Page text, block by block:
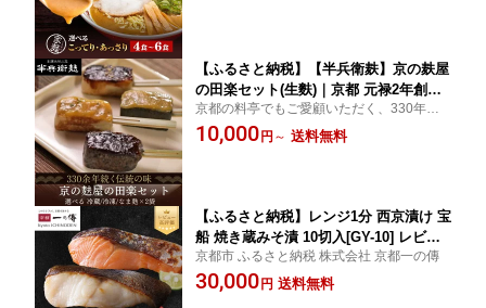
【ふるさと納税】【半兵衛麸】京の麸屋
の田楽セット(生麩)｜京都 元禄2年創業
老舗 有名店 レビュー高評価！人気セッ
ト［ 京都 元禄2年創業 しにせ 麩 お麩
京都の料亭でもご愛顧いただく、330年の
伝統の味をご自宅で
10,000 円 ～ 送料無料
【ふるさと納税】レンジ1分 西京漬け 宝
船 焼き蔵みそ漬 10切入[GY-10] レビュ
ー高評価 京都老舗 一の傳 漬け 魚 詰め
合わせ 送料無料 個包装 簡単調理 焼き
京都市 ふるさと納税 株式会社 京都一の傳
30,000 円 送料無料